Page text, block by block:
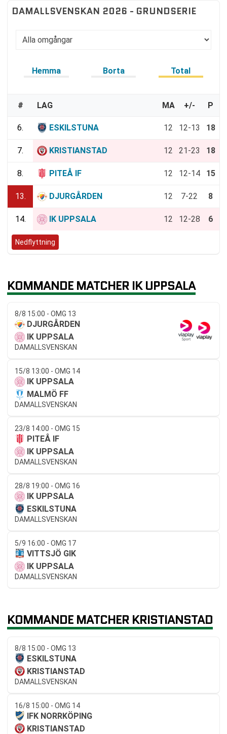
DAMALLSVENSKAN 2026 - GRUNDSERIE
Hemma Borta Total
# LAG MA +/- P
6. ESKILSTUNA 12 12-13 18
7. KRISTIANSTAD 12 21-23 18
8. PITEÅ IF 12 12-14 15
13. DJURGÅRDEN 12 7-22 8
14. IK UPPSALA 12 12-28 6
Nedflyttning
KOMMANDE MATCHER IK UPPSALA
8/8 15:00 - OMG 13
DJURGÅRDEN
IK UPPSALA
DAMALLSVENSKAN
15/8 13:00 - OMG 14
IK UPPSALA
MALMÖ FF
DAMALLSVENSKAN
23/8 14:00 - OMG 15
PITEÅ IF
IK UPPSALA
DAMALLSVENSKAN
28/8 19:00 - OMG 16
IK UPPSALA
ESKILSTUNA
DAMALLSVENSKAN
5/9 16:00 - OMG 17
VITTSJÖ GIK
IK UPPSALA
DAMALLSVENSKAN
KOMMANDE MATCHER KRISTIANSTAD
8/8 15:00 - OMG 13
ESKILSTUNA
KRISTIANSTAD
DAMALLSVENSKAN
16/8 15:00 - OMG 14
IFK NORRKÖPING
KRISTIANSTAD